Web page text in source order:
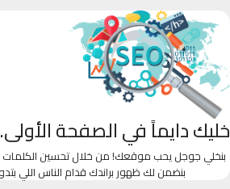
خليك دايماً في الصفحة الأولى.
بنضمن لك ظهور براندك قدام الناس اللي